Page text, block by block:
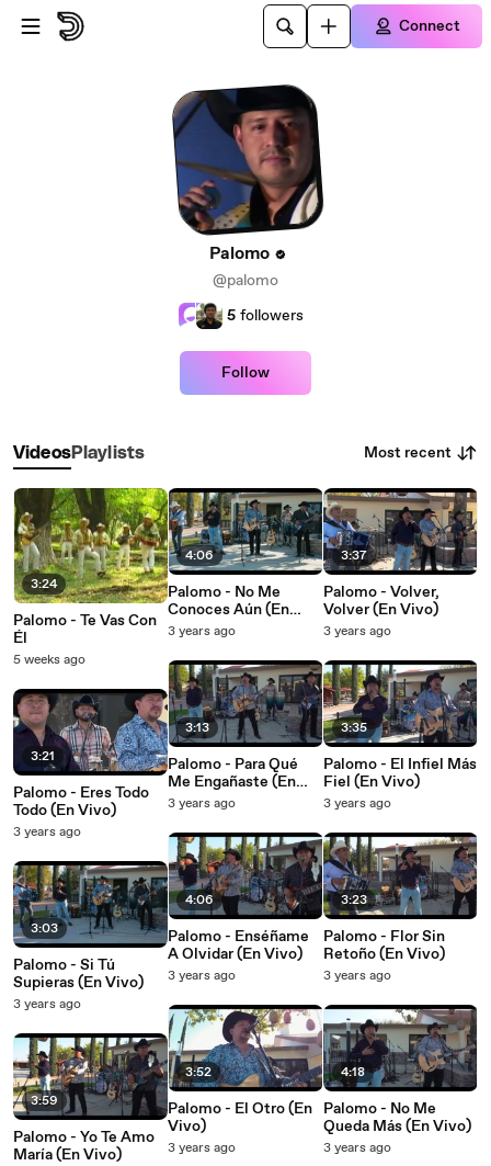
Skip to main content
Connect
Palomo
@palomo
5 followers
Follow
VideosPlaylists Most recent
3:24
Palomo - Te Vas Con
Él
5 weeks ago
3:21
Palomo - Eres Todo
Todo (En Vivo)
3 years ago
3:03
Palomo - Si Tú
Supieras (En Vivo)
3 years ago
3:59
Palomo - Yo Te Amo
María (En Vivo)
4:06
Palomo - No Me
Conoces Aún (En
Vivo)
3 years ago
3:13
Palomo - Para Qué
Me Engañaste (En
Vivo)
3 years ago
4:06
Palomo - Enséñame
A Olvidar (En Vivo)
3 years ago
3:52
Palomo - El Otro (En
Vivo)
3 years ago
3:37
Palomo - Volver,
Volver (En Vivo)
3 years ago
3:35
Palomo - El Infiel Más
Fiel (En Vivo)
3 years ago
3:23
Palomo - Flor Sin
Retoño (En Vivo)
3 years ago
4:18
Palomo - No Me
Queda Más (En Vivo)
3 years ago